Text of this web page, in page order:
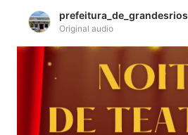
prefeitura_de_grandesrios
Original audio